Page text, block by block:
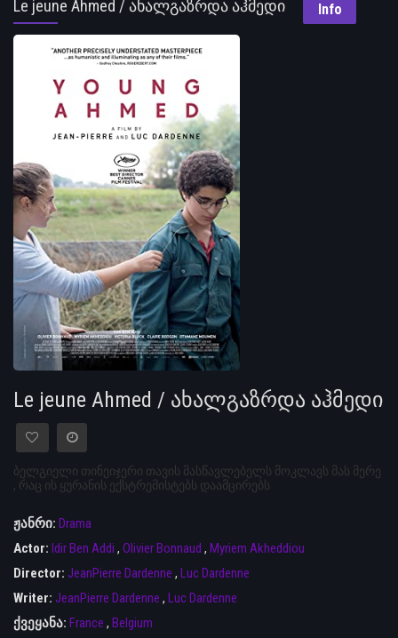
Le jeune Ahmed / ახალგაზრდა აჰმედი Info
Le jeune Ahmed / ახალგაზრდა აჰმედი
ბელგიელი თინეიჯერი თავის მასწავლებელს მოკლავს მას მერე
, რაც ის ყურანის ექსტრემისტებს დაამცირებს
ჟანრი: Drama
Actor: Idir Ben Addi , Olivier Bonnaud , Myriem Akheddiou
Director: JeanPierre Dardenne , Luc Dardenne
Writer: JeanPierre Dardenne , Luc Dardenne
ქვეყანა: France , Belgium